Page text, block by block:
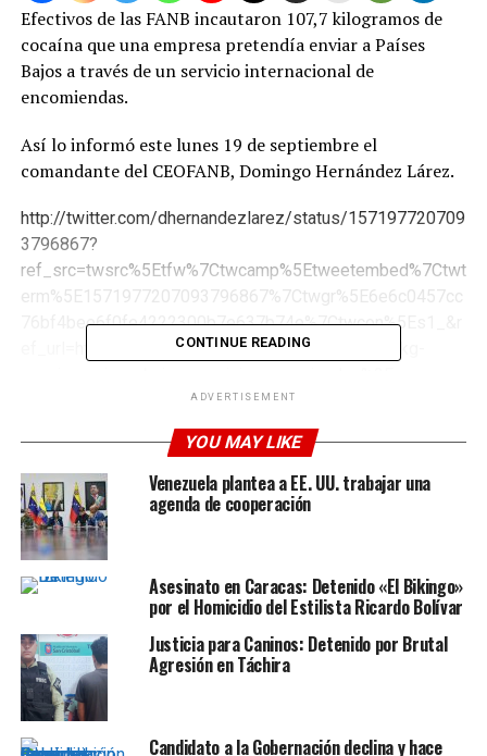
Efectivos de las FANB incautaron 107,7 kilogramos de
cocaína que una empresa pretendía enviar a Países
Bajos a través de un servicio internacional de
encomiendas.
Así lo informó este lunes 19 de septiembre el
comandante del CEOFANB, Domingo Hernández Lárez.
http://twitter.com/dhernandezlarez/status/157197720709
3796867?
ref_src=twsrc%5Etfw%7Ctwcamp%5Etweetembed%7Ctwt
erm%5E1571977207093796867%7Ctwgr%5E6e6c0457cc
76bf4bee6f0fe4222300b7e637b74e%7Ctwcon%5Es1_&r
ef_url=http%3A%2F%2Fpuntodecorte.net%2F100-kg-
“FANB incauta 107,710 kilos de cocaína impregnados en
coque de petróleo para disimular el olor”, indicó el
funcionario en su cuenta de Twitter.
En la red social publicó fotografías sobre este hallazgo,
así como de militares incautaron trabajando en el
reconocimiento de los estupefacientes.
Petroquímicos
Hernández Lárez no indicó si hay detenidos o
sospechosos relacionados con estos hechos.
ADVERTISEMENT
CONTINUE READING
ADVERTISEMENT
YOU MAY LIKE
Venezuela plantea a EE. UU. trabajar una
agenda de cooperación
Asesinato en Caracas: Detenido «El Bikingo»
por el Homicidio del Estilista Ricardo Bolívar
Justicia para Caninos: Detenido por Brutal
Agresión en Táchira
Candidato a la Gobernación declina y hace